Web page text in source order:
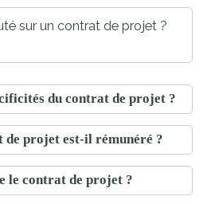
sur un contrat de projet ?
du contrat de projet ?
de projet est-il rémunéré ?
le contrat de projet ?